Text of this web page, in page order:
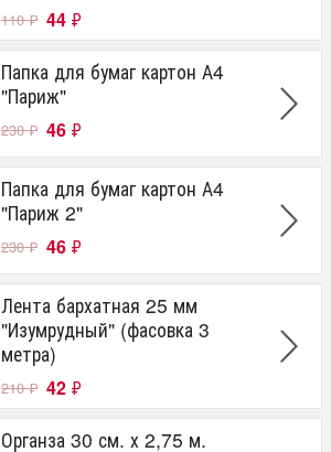
110₽ 44 ₽
Папка для бумаг картон А4
"Париж"
230₽ 46 ₽
Папка для бумаг картон А4
"Париж 2"
230₽ 46 ₽
Лента бархатная 25 мм
"Изумрудный" (фасовка 3
метра)
210₽ 42 ₽
Органза 30 см. х 2,75 м.